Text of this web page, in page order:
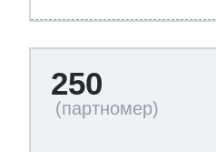
250